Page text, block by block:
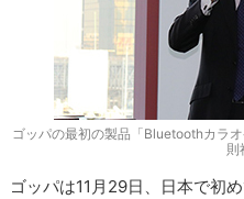
ゴッパの最初の製品「Bluetoothカラ
則
ゴッパは11月29日、日本で初